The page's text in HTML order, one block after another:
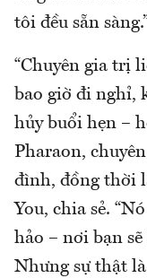
tôi đều sẵn
“Chuyên gia trị
bao giờ đi nghỉ,
hủy buổi hẹn –
Pharaon,
đình, đồng thời
You, chia sẻ.
hảo – nơi bạn
Nhưng sự thật